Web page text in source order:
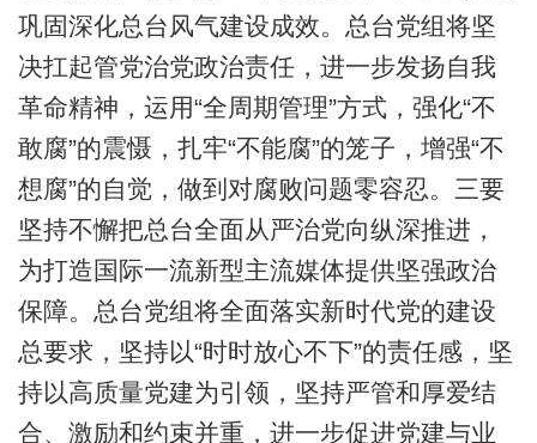
巩固深化总台风气建设成效。总台党组将坚
决扛起管党治党政治责任，进一步发扬自我
革命精神，运用“全周期管理”方式，强化“不
敢腐”的震慑，扎牢“不能腐”的笼子，增强“不
想腐”的自觉，做到对腐败问题零容忍。三要
坚持不懈把总台全面从严治党向纵深推进，
为打造国际一流新型主流媒体提供坚强政治
保障。总台党组将全面落实新时代党的建设
总要求，坚持以“时时放心不下”的责任感，坚
持以高质量党建为引领，坚持严管和厚爱结
合、激励和约束并重，进一步促进党建与业